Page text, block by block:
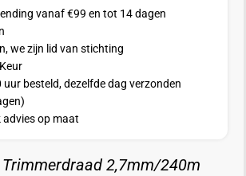
vanaf €99 en tot 14 dagen
we zijn lid van stichting
besteld, dezelfde dag verzonden
advies op maat
Trimmerdraad 2,7mm/240m